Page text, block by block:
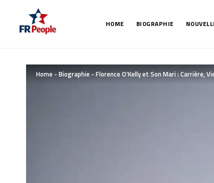
HOME BIOGRAPHIE
Home - Biographie - Florence O’Kelly et Son Mari : Carrière,